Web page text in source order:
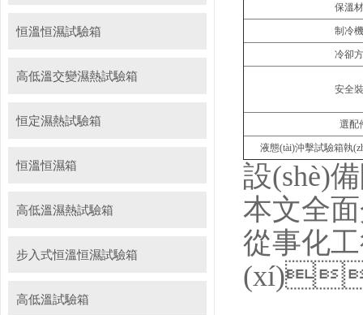
恒溫恒濕試驗箱
高低溫交變濕熱試驗箱
恒定濕熱試驗箱
恒溫恒濕箱
高低溫濕熱試驗箱
步入式恒溫恒濕試驗箱
高低溫試驗箱
保溫
制冷
冷卻
安全
選配
液態(tài)沖擊試驗箱執
設(shè)備
本文全面
從事化工